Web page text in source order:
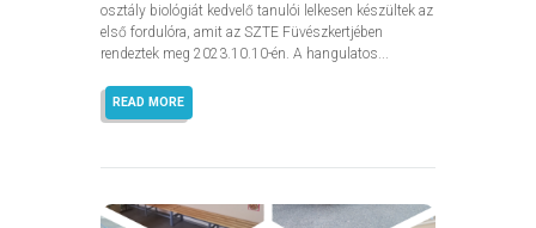
osztály biológiát kedvelő tanulói lelkesen készültek az
első fordulóra, amit az SZTE Füvészkertjében
rendeztek meg 2023.10.10-én. A hangulatos...
READ MORE